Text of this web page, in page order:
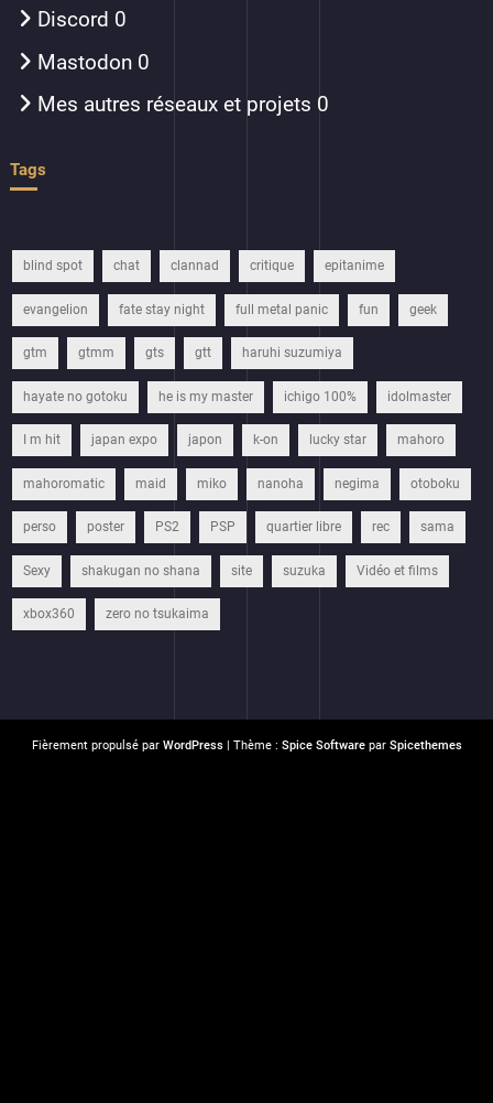
Discord 0
Mastodon 0
Mes autres réseaux et projets 0
Tags
blind spot chat clannad critique epitanime
evangelion fate stay night full metal panic fun geek
gtm gtmm gts gtt haruhi suzumiya
hayate no gotoku he is my master ichigo 100% idolmaster
I m hit japan expo japon k-on lucky star mahoro
mahoromatic maid miko nanoha negima otoboku
perso poster PS2 PSP quartier libre rec sama
Sexy shakugan no shana site suzuka Vidéo et films
xbox360 zero no tsukaima
Fièrement propulsé par WordPress| Thème : Spice Softwarepar Spicethemes